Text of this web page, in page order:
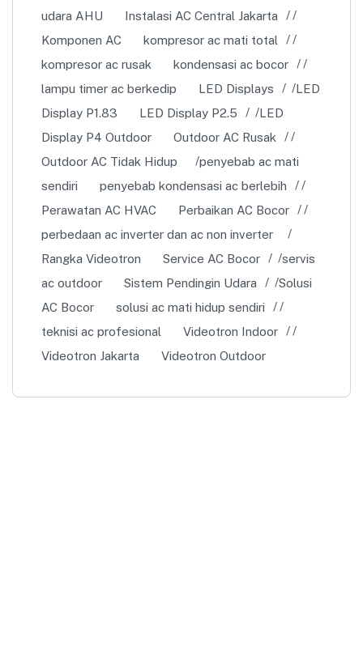
udara AHU
Instalasi AC Central Jakarta
Komponen AC
kompresor ac mati total
kompresor ac rusak
kondensasi ac bocor
lampu timer ac berkedip
LED Displays
LED
Display P1.83
LED Display P2.5
LED
Display P4 Outdoor
Outdoor AC Rusak
Outdoor AC Tidak Hidup
penyebab ac mati
sendiri
penyebab kondensasi ac berlebih
Perawatan AC HVAC
Perbaikan AC Bocor
perbedaan ac inverter dan ac non inverter
Rangka Videotron
Service AC Bocor
servis
ac outdoor
Sistem Pendingin Udara
Solusi
AC Bocor
solusi ac mati hidup sendiri
teknisi ac profesional
Videotron Indoor
Videotron Jakarta
Videotron Outdoor